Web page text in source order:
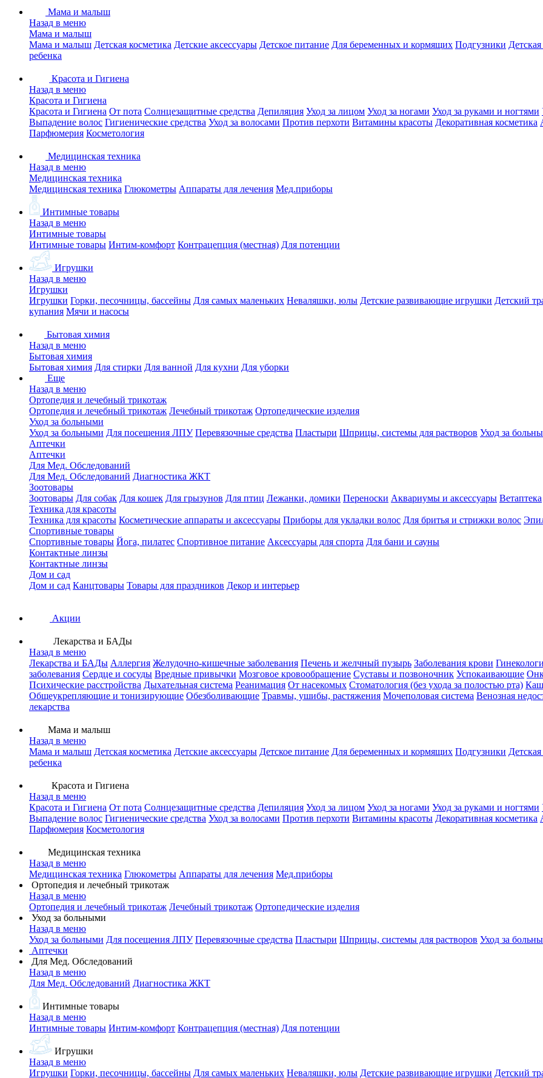
Мама и малыш
Назад в меню
Мама и малыш
Мама и малыш Детская косметика Детские аксессуары Детское питание Для беременных и кормящих Подгузники
ребенка
Красота и Гигиена
Назад в меню
Красота и Гигиена
Красота и Гигиена От пота Солнцезащитные средства Депиляция Уход за лицом Уход за ногами Уход за руками и ногтями
Выпадение волос Гигиенические средства Уход за волосами Против перхоти Витамины красоты Декоративная косметика
Парфюмерия Косметология
Медицинская техника
Назад в меню
Медицинская техника
Медицинская техника Глюкометры Аппараты для лечения Мед.приборы
Интимные товары
Назад в меню
Интимные товары
Интимные товары Интим-комфорт Контрацепция (местная) Для потенции
Игрушки
Назад в меню
Игрушки
Игрушки Горки, песочницы, бассейны Для самых маленьких Неваляшки, юлы Детские развивающие игрушки Детский
купания Мячи и насосы
Бытовая химия
Назад в меню
Бытовая химия
Бытовая химия Для стирки Для ванной Для кухни Для уборки
Еще
Назад в меню
Ортопедия и лечебный трикотаж
Ортопедия и лечебный трикотаж Лечебный трикотаж Ортопедические изделия
Уход за больными
Уход за больными Для посещения ЛПУ Перевязочные средства Пластыри Шприцы, системы для растворов Уход за
Аптечки
Аптечки
Для Мед. Обследований
Для Мед. Обследований Диагностика ЖКТ
Зоотовары
Зоотовары Для собак Для кошек Для грызунов Для птиц Лежанки, домики Переноски Аквариумы и аксессуары Ветаптека
Техника для красоты
Техника для красоты Косметические аппараты и аксессуары Приборы для укладки волос Для бритья и стрижки волос
Спортивные товары
Спортивные товары Йога, пилатес Спортивное питание Аксессуары для спорта Для бани и сауны
Контактные линзы
Контактные линзы
Дом и сад
Дом и сад Канцтовары Товары для праздников Декор и интерьер
Акции
Лекарства и БАДы
Назад в меню
Лекарства и БАДы Аллергия Желудочно-кишечные заболевания Печень и желчный пузырь Заболевания крови
заболевания Сердце и сосуды Вредные привычки Мозговое кровообращение Суставы и позвоночник Успокаивающие
Психические расстройства Дыхательная система Реанимация От насекомых Стоматология (без ухода за полостью рта)
Общеукрепляющие и тонизирующие Обезболивающие Травмы, ушибы, растяжения Мочеполовая система Венозная
лекарства
Мама и малыш
Назад в меню
Мама и малыш Детская косметика Детские аксессуары Детское питание Для беременных и кормящих Подгузники
ребенка
Красота и Гигиена
Назад в меню
Красота и Гигиена От пота Солнцезащитные средства Депиляция Уход за лицом Уход за ногами Уход за руками и ногтями
Выпадение волос Гигиенические средства Уход за волосами Против перхоти Витамины красоты Декоративная косметика
Парфюмерия Косметология
Медицинская техника
Назад в меню
Медицинская техника Глюкометры Аппараты для лечения Мед.приборы
Ортопедия и лечебный трикотаж
Назад в меню
Ортопедия и лечебный трикотаж Лечебный трикотаж Ортопедические изделия
Уход за больными
Назад в меню
Уход за больными Для посещения ЛПУ Перевязочные средства Пластыри Шприцы, системы для растворов Уход за
Аптечки
Для Мед. Обследований
Назад в меню
Для Мед. Обследований Диагностика ЖКТ
Интимные товары
Назад в меню
Интимные товары Интим-комфорт Контрацепция (местная) Для потенции
Игрушки
Назад в меню
Игрушки Горки, песочницы, бассейны Для самых маленьких Неваляшки, юлы Детские развивающие игрушки Детский